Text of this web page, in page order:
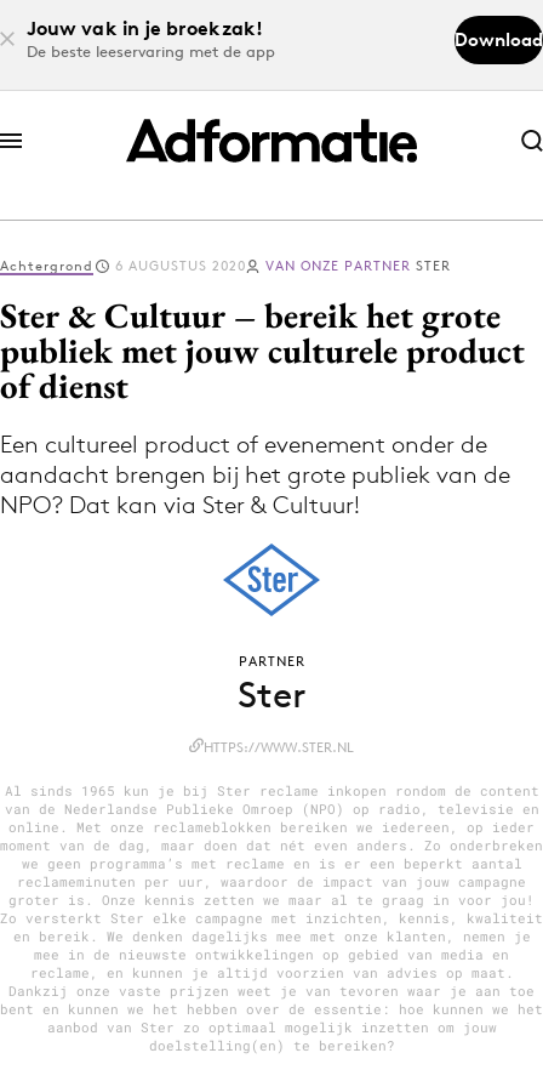
Jouw vak in je broekzak!
De beste leeservaring met de app
Download
Abonneer nu
Abonneer nu
Log in
Volg het laatste nieuws via de Adformatie
Nieuws app
Adverteren
Events
Opleidingen
Vacatures
Academy
Partners
Topics
Achtergrond 6 AUGUSTUS 2020 VAN ONZE PARTNER STER
Ster & Cultuur – bereik het grote
publiek met jouw culturele product
of dienst
Een cultureel product of evenement onder de
aandacht brengen bij het grote publiek van de
NPO? Dat kan via Ster & Cultuur!
PARTNER
Ster
HTTPS://WWW.STER.NL
Al sinds 1965 kun je bij Ster reclame inkopen rondom de content
van de Nederlandse Publieke Omroep (NPO) op radio, televisie en
online. Met onze reclameblokken bereiken we iedereen, op ieder
moment van de dag, maar doen dat nét even anders. Zo onderbreken
we geen programma’s met reclame en is er een beperkt aantal
reclameminuten per uur, waardoor de impact van jouw campagne
groter is. Onze kennis zetten we maar al te graag in voor jou!
Zo versterkt Ster elke campagne met inzichten, kennis, kwaliteit
en bereik. We denken dagelijks mee met onze klanten, nemen je
mee in de nieuwste ontwikkelingen op gebied van media en
reclame, en kunnen je altijd voorzien van advies op maat.
Dankzij onze vaste prijzen weet je van tevoren waar je aan toe
bent en kunnen we het hebben over de essentie: hoe kunnen we het
aanbod van Ster zo optimaal mogelijk inzetten om jouw
doelstelling(en) te bereiken?